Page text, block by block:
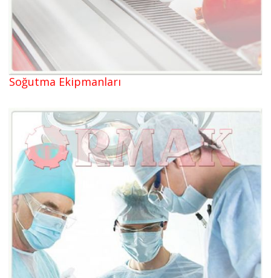
Soğutma Ekipmanları